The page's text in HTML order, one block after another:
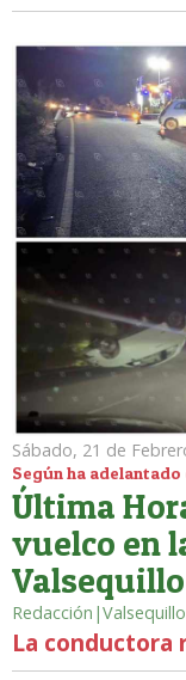
Sábado, 21 de
Según ha
Última
vuelco en
Valsequillo
Redacción|Valsequillo
La conductora